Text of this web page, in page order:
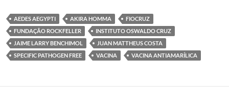
AEDES AEGYPTI AKIRA HOMMA
FIOCRUZ
FUNDAÇÃO ROCKFELLER
INSTITUTO OSWALDO CRUZ
JAIME LARRY BENCHIMOL
JUAN MATTHEUS COSTA
SPECIFIC PATHOGEN FREE
VACINA VACINA ANTIAMARÍLICA